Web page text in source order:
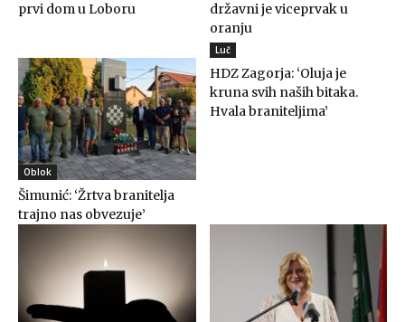
prvi dom u Loboru
državni je viceprvak u
oranju
Oblok
Šimunić: ‘Žrtva branitelja
trajno nas obvezuje’
Luč
HDZ Zagorja: ‘Oluja je
kruna svih naših bitaka.
Hvala braniteljima’